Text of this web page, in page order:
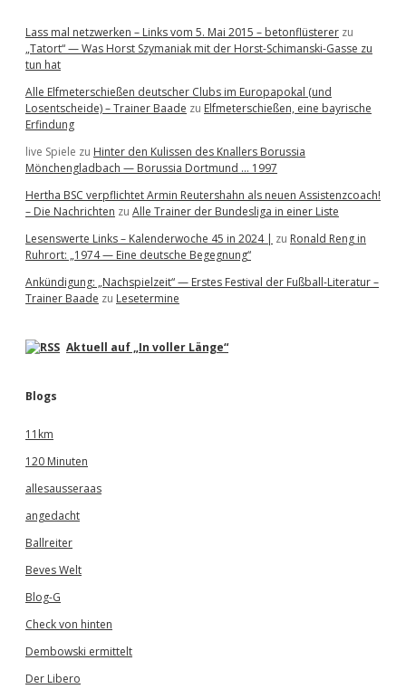
Lass mal netzwerken – Links vom 5. Mai 2015 – betonflüsterer zu
„Tatort“ — Was Horst Szymaniak mit der Horst-Schimanski-Gasse zu
tun hat
Alle Elfmeterschießen deutscher Clubs im Europapokal (und
Losentscheide) – Trainer Baade zu Elfmeterschießen, eine bayrische
Erfindung
live Spiele zu Hinter den Kulissen des Knallers Borussia
Mönchengladbach — Borussia Dortmund … 1997
Hertha BSC verpflichtet Armin Reutershahn als neuen Assistenzcoach!
– Die Nachrichten zu Alle Trainer der Bundesliga in einer Liste
Lesenswerte Links – Kalenderwoche 45 in 2024 | zu Ronald Reng in
Ruhrort: „1974 — Eine deutsche Begegnung“
Ankündigung: „Nachspielzeit“ — Erstes Festival der Fußball-Literatur –
Trainer Baade zu Lesetermine
Aktuell auf „In voller Länge“
Blogs
11km
120 Minuten
allesausseraas
angedacht
Ballreiter
Beves Welt
Blog-G
Check von hinten
Dembowski ermittelt
Der Libero